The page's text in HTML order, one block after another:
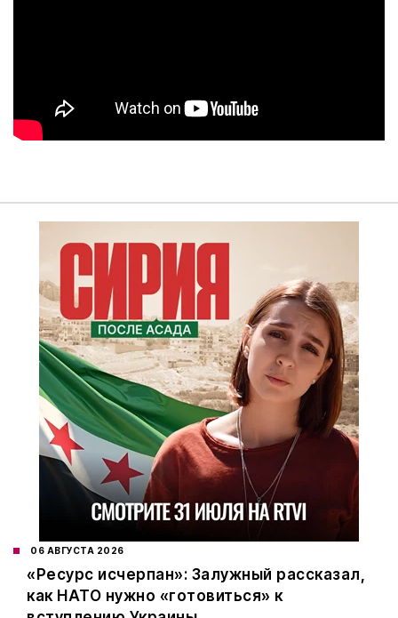
06 АВГУСТА 2026
«Ресурс исчерпан»: Залужный рассказал,
как НАТО нужно «готовиться» к